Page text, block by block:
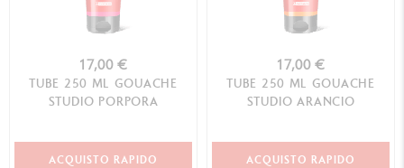
17,00 €
TUBE 250 ML GOUACHE
STUDIO PORPORA
ACQUISTO RAPIDO
17,00 €
TUBE 250 ML GOUACHE
STUDIO ARANCIO
ACQUISTO RAPIDO